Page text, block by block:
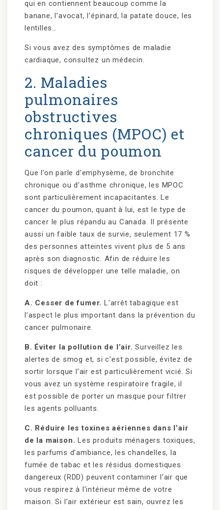
qui en contiennent beaucoup comme la
banane, l’avocat, l’épinard, la patate douce, les
lentilles…
Si vous avez des symptômes de maladie
cardiaque, consultez un médecin.
2. Maladies
pulmonaires
obstructives
chroniques (MPOC) et
cancer du poumon
Que l’on parle d’emphysème, de bronchite
chronique ou d’asthme chronique, les MPOC
sont particulièrement incapacitantes. Le
cancer du poumon, quant à lui, est le type de
cancer le plus répandu au Canada. Il présente
aussi un faible taux de survie, seulement 17 %
des personnes atteintes vivent plus de 5 ans
après son diagnostic. Afin de réduire les
risques de développer une telle maladie, on
doit :
A. Cesser de fumer. L’arrêt tabagique est
l’aspect le plus important dans la prévention du
cancer pulmonaire.
B. Éviter la pollution de l’air. Surveillez les
alertes de smog et, si c’est possible, évitez de
sortir lorsque l’air est particulièrement vicié. Si
vous avez un système respiratoire fragile, il
est possible de porter un masque pour filtrer
les agents polluants.
C. Réduire les toxines aériennes dans l’air
de la maison. Les produits ménagers toxiques,
les parfums d’ambiance, les chandelles, la
fumée de tabac et les résidus domestiques
dangereux (RDD) peuvent contaminer l’air que
vous respirez à l’intérieur même de votre
maison. Si l’air extérieur est sain, ouvrez les